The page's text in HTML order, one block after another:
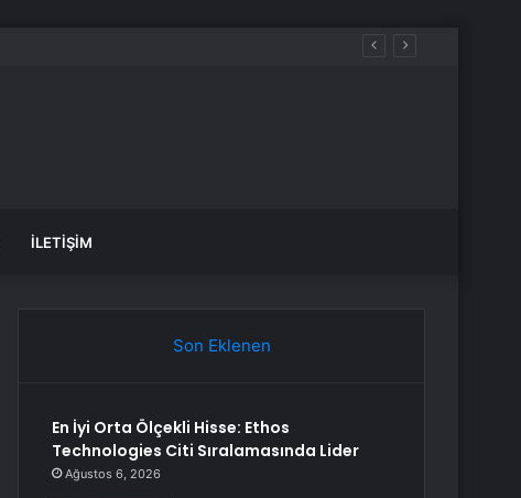
İLETIŞIM
Son Eklenen
En İyi Orta Ölçekli Hisse: Ethos
Technologies Citi Sıralamasında Lider
Ağustos 6, 2026